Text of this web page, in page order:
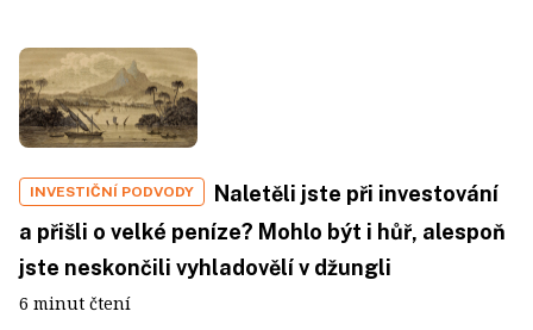
INVESTIČNÍ PODVODY
Naletěli jste při investování
a přišli o velké peníze? Mohlo být i hůř, alespoň
jste neskončili vyhladovělí v džungli
6 minut čtení